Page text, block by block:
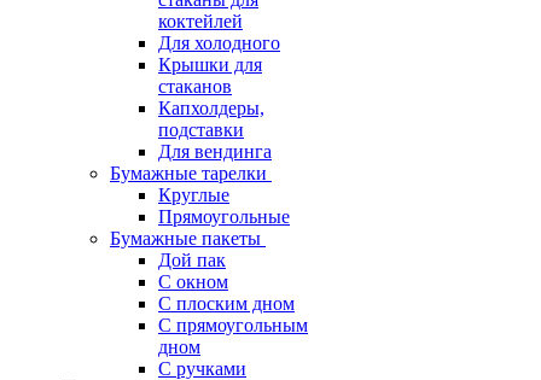
коктейлей
Для холодного
Крышки для
стаканов
Капхолдеры,
подставки
Для вендинга
Бумажные тарелки
Круглые
Прямоугольные
Бумажные пакеты
Дой пак
С окном
С плоским дном
С прямоугольным
дном
С ручками